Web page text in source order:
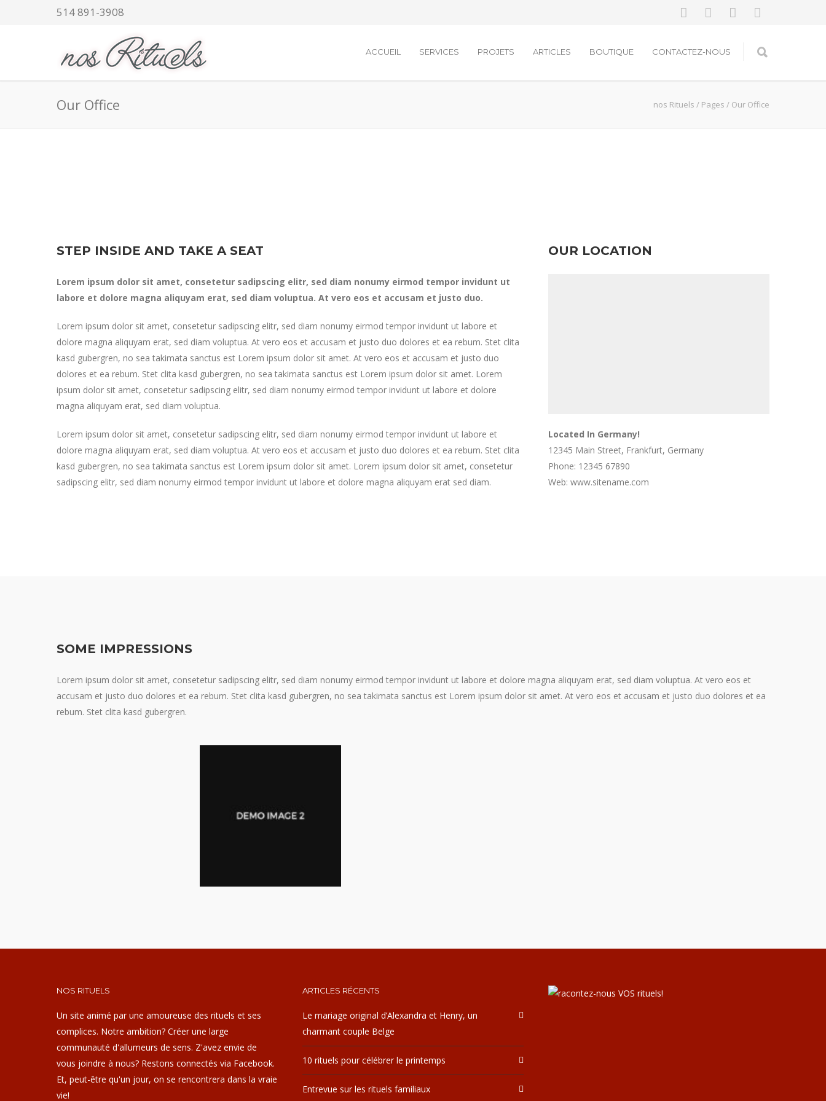
514 891-3908
ACCUEIL SERVICES PROJETS ARTICLES BOUTIQUE CONTACTEZ-NOUS
Our Office nos Rituels / Pages / Our Office
STEP INSIDE AND TAKE A SEAT
Lorem ipsum dolor sit amet, consetetur sadipscing elitr, sed diam nonumy eirmod tempor invidunt ut
labore et dolore magna aliquyam erat, sed diam voluptua. At vero eos et accusam et justo duo.
Lorem ipsum dolor sit amet, consetetur sadipscing elitr, sed diam nonumy eirmod tempor invidunt ut labore et
dolore magna aliquyam erat, sed diam voluptua. At vero eos et accusam et justo duo dolores et ea rebum. Stet clita
kasd gubergren, no sea takimata sanctus est Lorem ipsum dolor sit amet. At vero eos et accusam et justo duo
dolores et ea rebum. Stet clita kasd gubergren, no sea takimata sanctus est Lorem ipsum dolor sit amet. Lorem
ipsum dolor sit amet, consetetur sadipscing elitr, sed diam nonumy eirmod tempor invidunt ut labore et dolore
magna aliquyam erat, sed diam voluptua.
Lorem ipsum dolor sit amet, consetetur sadipscing elitr, sed diam nonumy eirmod tempor invidunt ut labore et
dolore magna aliquyam erat, sed diam voluptua. At vero eos et accusam et justo duo dolores et ea rebum. Stet clita
kasd gubergren, no sea takimata sanctus est Lorem ipsum dolor sit amet. Lorem ipsum dolor sit amet, consetetur
sadipscing elitr, sed diam nonumy eirmod tempor invidunt ut labore et dolore magna aliquyam erat sed diam.
OUR LOCATION
Located In Germany!
12345 Main Street, Frankfurt, Germany
Phone: 12345 67890
Web: www.sitename.com
SOME IMPRESSIONS
Lorem ipsum dolor sit amet, consetetur sadipscing elitr, sed diam nonumy eirmod tempor invidunt ut labore et dolore magna aliquyam erat, sed diam voluptua. At vero eos et
accusam et justo duo dolores et ea rebum. Stet clita kasd gubergren, no sea takimata sanctus est Lorem ipsum dolor sit amet. At vero eos et accusam et justo duo dolores et ea
rebum. Stet clita kasd gubergren.
NOS RITUELS
Un site animé par une amoureuse des rituels et ses
complices. Notre ambition? Créer une large
communauté d'allumeurs de sens. Z'avez envie de
vous joindre à nous? Restons connectés via Facebook.
Et, peut-être qu'un jour, on se rencontrera dans la vraie
vie!
ARTICLES RÉCENTS
Le mariage original d’Alexandra et Henry, un
charmant couple Belge
10 rituels pour célébrer le printemps
Entrevue sur les rituels familiaux